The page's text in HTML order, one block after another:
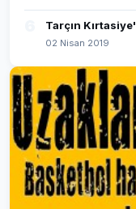
Tarçın
02 Nisan 2019